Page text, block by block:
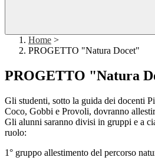
Home >
PROGETTO "Natura Docet"
PROGETTO "Natura
Gli studenti, sotto la guida dei docenti
Coco, Gobbi e Provoli, dovranno
Gli alunni saranno divisi in gruppi e a
ruolo:
1° gruppo allestimento del percorso